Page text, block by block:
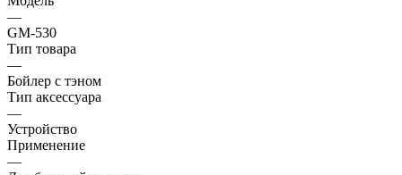
—
GM-530
Тип товара
—
Бойлер с тэном
Тип аксессуара
—
Устройство
Применение
—